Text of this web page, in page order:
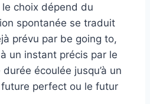
choix dépend du
spontanée se traduit
prévu par be going to,
un instant précis par le
écoulée jusqu’à un
perfect ou le futur